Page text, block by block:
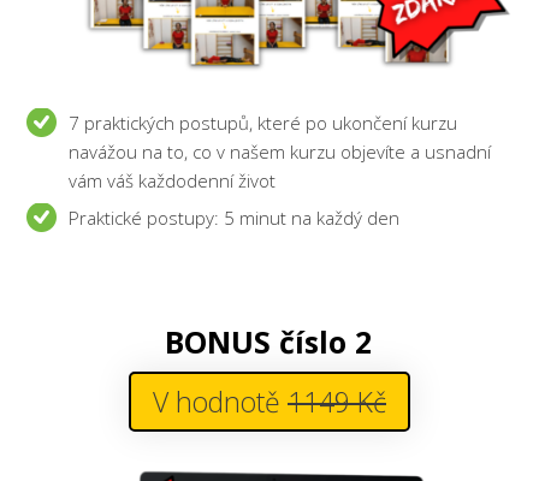
7 praktických postupů, které po ukončení kurzu
navážou na to, co v našem kurzu objevíte a usnadní
vám váš každodenní život
Praktické postupy: 5 minut na každý den
BONUS číslo 2
V hodnotě 1149 Kč